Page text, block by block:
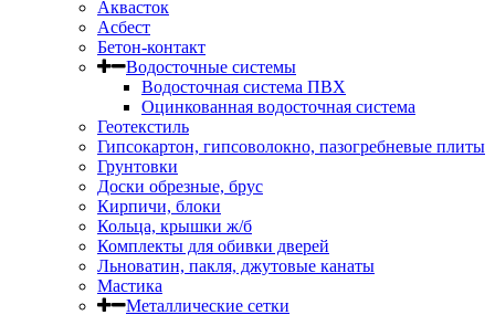
Аквасток
Асбест
Бетон-контакт
Водосточные системы
Водосточная система ПВХ
Оцинкованная водосточная система
Геотекстиль
Гипсокартон, гипсоволокно, пазогребневые плиты
Грунтовки
Доски обрезные, брус
Кирпичи, блоки
Кольца, крышки ж/б
Комплекты для обивки дверей
Льноватин, пакля, джутовые канаты
Мастика
Металлические сетки